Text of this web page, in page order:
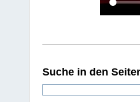
Suche in den